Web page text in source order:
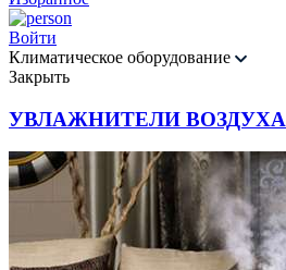
Войти
Климатическое оборудование
Закрыть
УВЛАЖНИТЕЛИ ВОЗДУХА